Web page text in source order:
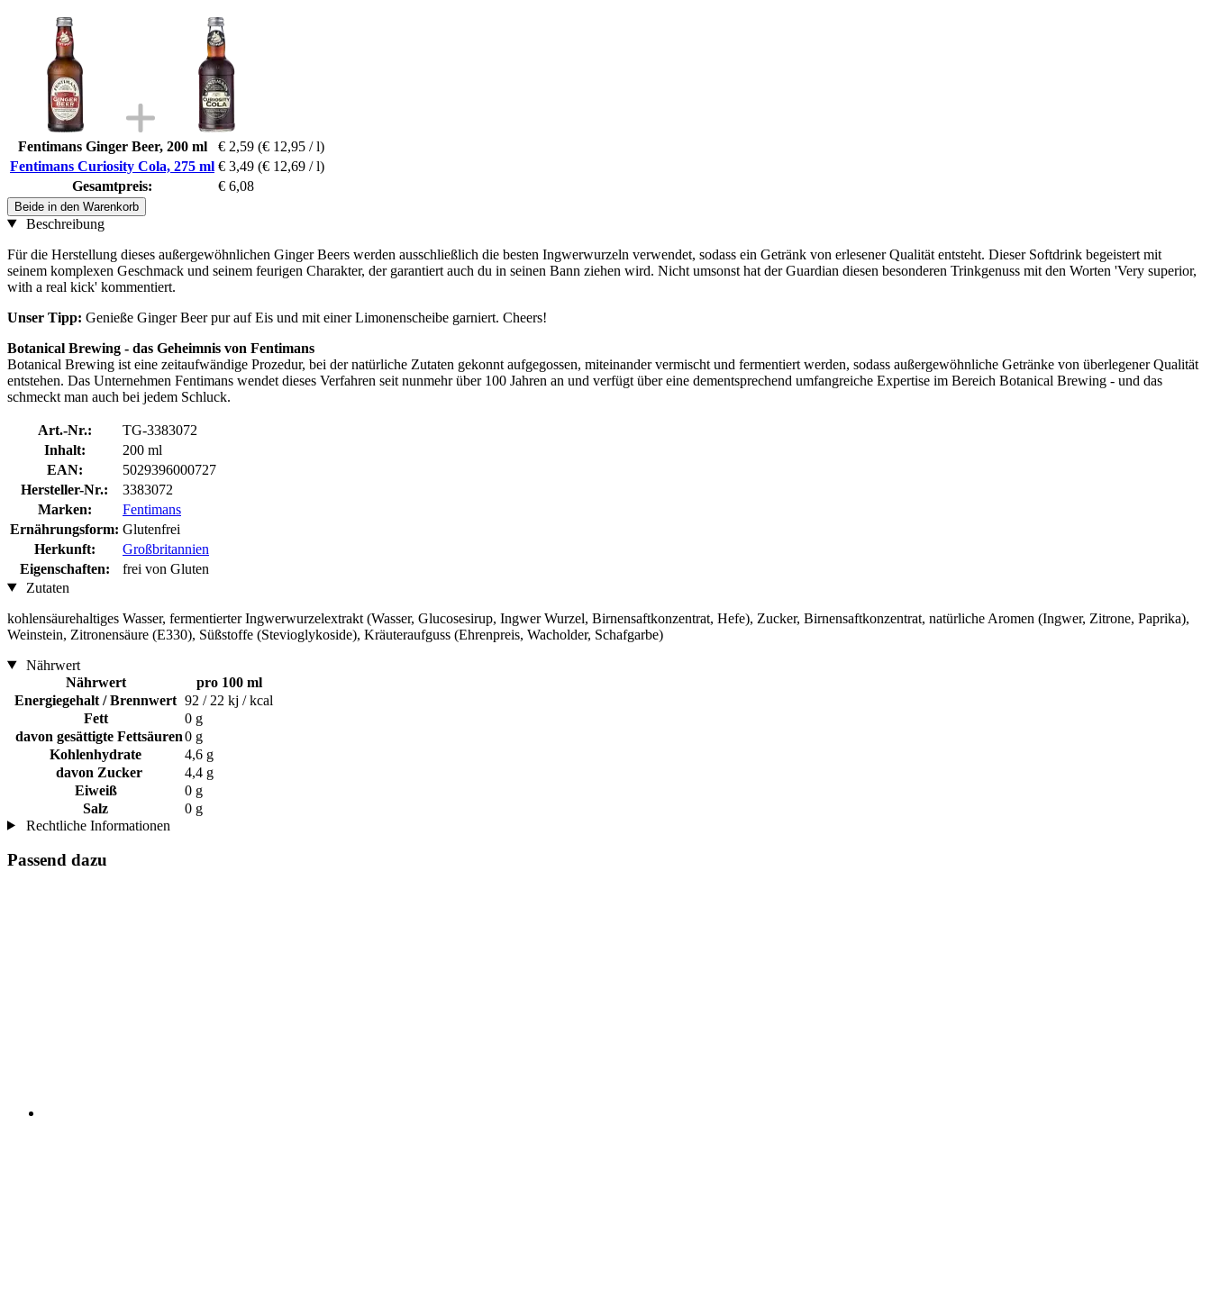
Fentimans Ginger Beer, 200 ml € 2,59 (€ 12,95 / l)
Fentimans Curiosity Cola, 275 ml € 3,49 (€ 12,69 / l)
Gesamtpreis:
€ 6,08
Beide in den Warenkorb
Beschreibung
Für die Herstellung dieses außergewöhnlichen Ginger Beers werden ausschließlich die besten Ingwerwurzeln verwendet, sodass ein Getränk von erlesener Qualität entsteht. Dieser Softdrink begeistert mit
seinem komplexen Geschmack und seinem feurigen Charakter, der garantiert auch du in seinen Bann ziehen wird. Nicht umsonst hat der Guardian diesen besonderen Trinkgenuss mit den Worten 'Very superior,
with a real kick' kommentiert.
Unser Tipp: Genieße Ginger Beer pur auf Eis und mit einer Limonenscheibe garniert. Cheers!
Botanical Brewing - das Geheimnis von Fentimans
Botanical Brewing ist eine zeitaufwändige Prozedur, bei der natürliche Zutaten gekonnt aufgegossen, miteinander vermischt und fermentiert werden, sodass außergewöhnliche Getränke von überlegener Qualität
entstehen. Das Unternehmen Fentimans wendet dieses Verfahren seit nunmehr über 100 Jahren an und verfügt über eine dementsprechend umfangreiche Expertise im Bereich Botanical Brewing - und das
schmeckt man auch bei jedem Schluck.
Art.-Nr.:
TG-3383072
Inhalt:
200 ml
EAN:
5029396000727
Hersteller-Nr.:
3383072
Marken:
Fentimans
Ernährungsform: Glutenfrei
Herkunft:
Großbritannien
Eigenschaften:
frei von Gluten
Zutaten
kohlensäurehaltiges Wasser, fermentierter Ingwerwurzelextrakt (Wasser, Glucosesirup, Ingwer Wurzel, Birnensaftkonzentrat, Hefe), Zucker, Birnensaftkonzentrat, natürliche Aromen (Ingwer, Zitrone, Paprika),
Weinstein, Zitronensäure (E330), Süßstoffe (Stevioglykoside), Kräuteraufguss (Ehrenpreis, Wacholder, Schafgarbe)
Nährwert
Nährwert
pro 100 ml
Energiegehalt / Brennwert 92 / 22 kj / kcal
Fett
0 g
davon gesättigte Fettsäuren0 g
Kohlenhydrate
4,6 g
davon Zucker
4,4 g
Eiweiß
0 g
Salz
0 g
Rechtliche Informationen
Passend dazu